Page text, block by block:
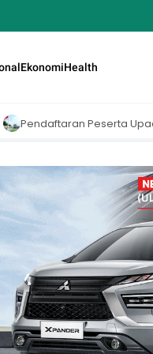
EkonomiHealth
Upacara HUT Ke-81